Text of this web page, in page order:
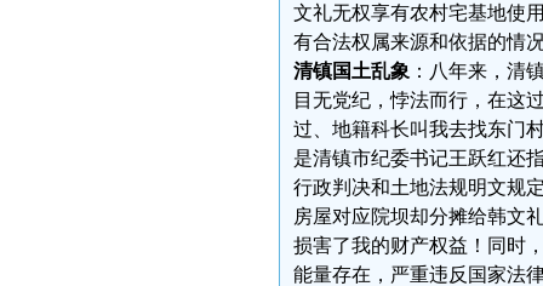
文礼无权享有农村宅基地使
有合法权属来源和依据的情
清镇国土乱象 ：八年来，清
目无党纪，悖法而行，在这
过、地籍科长叫我去找东门
是清镇市纪委书记王跃红还
行政判决和土地法规明文规
房屋对应院坝却分摊给韩文
损害了我的财产权益！同时
能量存在，严重违反国家法